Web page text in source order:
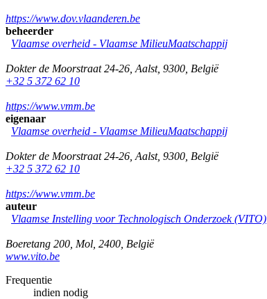
https://www.dov.vlaanderen.be
beheerder
Vlaamse overheid - Vlaamse MilieuMaatschappij
Dokter de Moorstraat 24-26 Aalst, 9300 België
+32 5 372 62 10
https://www.vmm.be
eigenaar
Vlaamse overheid - Vlaamse MilieuMaatschappij
Dokter de Moorstraat 24-26 Aalst, 9300 België
+32 5 372 62 10
https://www.vmm.be
auteur
Vlaamse Instelling voor Technologisch Onderzoek (VITO)
Boeretang 200 Mol 2400 België
www.vito.be
Frequentie
indien nodig